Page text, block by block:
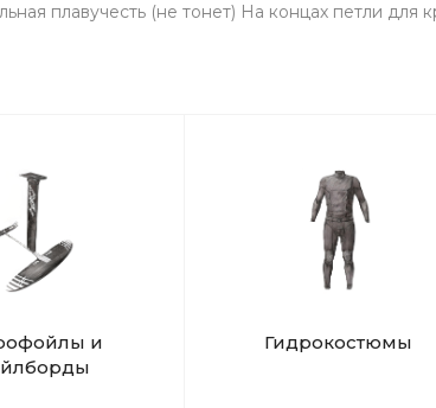
плавучесть (не тонет) На концах петли для
и
Гидрокостюмы